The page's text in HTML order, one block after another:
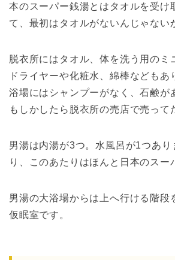
本のスーパー銭湯とはタオルを受け
て、最初はタオルがないんじゃない
脱衣所にはタオル、体を洗う用のミ
ドライヤーや化粧水、綿棒などもあ
浴場にはシャンプーがなく、石鹸が
もしかしたら脱衣所の売店で売って
男湯は内湯が3つ。水風呂が1つあり
り、このあたりはほんと日本のスー
男湯の大浴場からは上へ行ける階段
仮眠室です。